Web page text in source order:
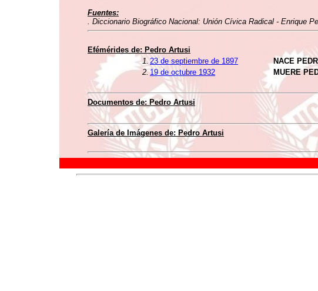
Fuentes:
. Diccionario Biográfico Nacional: Unión Cívica Radical - Enrique
Efémérides de: Pedro Artusi
1. 23 de septiembre de 1897
NACE
2.19 de octubre 1932 MUERE
Documentos de: Pedro Artusi
Galería de Imágenes de: Pedro Artusi